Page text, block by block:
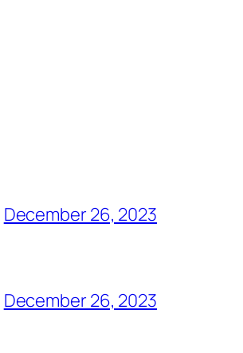
December 26, 2023
December 26, 2023